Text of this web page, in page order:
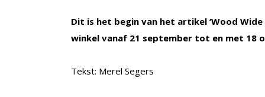
Dit is het begin van het artikel ‘Wood
winkel vanaf 21 september tot en met 18
Tekst: Merel Segers